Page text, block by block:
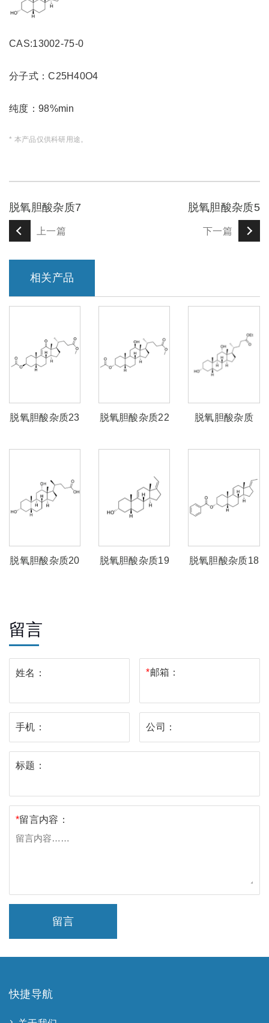
CAS:13002-75-0
分子式：C25H40O4
纯度：98%min
* 本产品仅供科研用途。
脱氧胆酸杂质7
上一篇
脱氧胆酸杂质5
下一篇
相关产品
脱氧胆酸杂质23 脱氧胆酸杂质22
脱氧胆酸杂质
酯）
脱氧胆酸杂质20 脱氧胆酸杂质19 脱氧胆酸杂质18
留言
姓名： *邮箱：
手机： 公司：
标题：
*留言内容：
留言
快捷导航